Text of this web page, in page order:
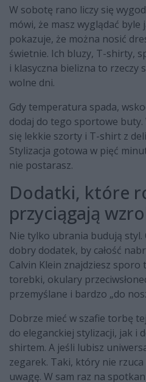
W sobotę rano liczy się
mówi, że masz wyglądać byle
pokazuje, że można nosić
świetnie. Ich bluzy, T-shirty,
i klasyczna bielizna to rzeczy
wolne dni.
Gdy temperatura spada,
dodaj do tego sportowe buty.
się lekkie szorty i T-shirt z
Stylizacja gotowa w pięć
nie postarasz.
Dodatki, które
przyciągają
Nie tylko ubrania budują styl.
dobry dodatek, by całość
Calvin Klein znajdziesz sporo
torebki, okulary
przemyślane i bardzo „do
Dobrze mieć w szafie torbę
do eleganckiej stylizacji, jak i
shirtem. A jeśli lubisz
zegarek. Taki, który nie rzuca
uwagę. W sam raz na